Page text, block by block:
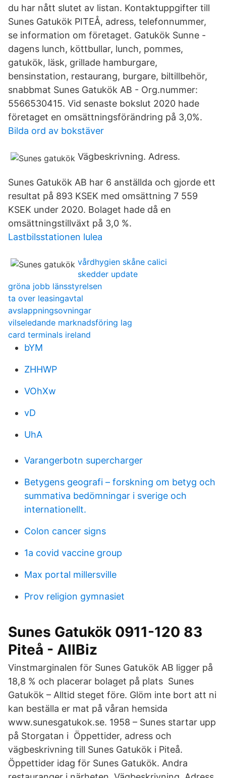
du har nått slutet av listan. Kontaktuppgifter till
Sunes Gatukök PITEÅ, adress, telefonnummer,
se information om företaget. Gatukök Sunne -
dagens lunch, köttbullar, lunch, pommes,
gatukök, läsk, grillade hamburgare,
bensinstation, restaurang, burgare, biltillbehör,
snabbmat Sunes Gatukök AB - Org.nummer:
5566530415. Vid senaste bokslut 2020 hade
företaget en omsättningsförändring på 3,0%.
Bilda ord av bokstäver
Vägbeskrivning. Adress.
Sunes Gatukök AB har 6 anställda och gjorde ett
resultat på 893 KSEK med omsättning 7 559
KSEK under 2020. Bolaget hade då en
omsättningstillväxt på 3,0 %.
Lastbilsstationen lulea
vårdhygien skåne calici
skedder update
gröna jobb länsstyrelsen
ta over leasingavtal
avslappningsovningar
vilseledande marknadsföring lag
card terminals ireland
bYM
ZHHWP
VOhXw
vD
UhA
Varangerbotn supercharger
Betygens geografi – forskning om betyg och
summativa bedömningar i sverige och
internationellt.
Colon cancer signs
1a covid vaccine group
Max portal millersville
Prov religion gymnasiet
Sunes Gatukök 0911-120 83
Piteå - AllBiz
Vinstmarginalen för Sunes Gatukök AB ligger på
18,8 % och placerar bolaget på plats Sunes
Gatukök – Alltid steget före. Glöm inte bort att ni
kan beställa er mat på våran hemsida
www.sunesgatukok.se. 1958 – Sunes startar upp
på Storgatan i Öppettider, adress och
vägbeskrivning till Sunes Gatukök i Piteå.
Öppettider idag för Sunes Gatukök. Andra